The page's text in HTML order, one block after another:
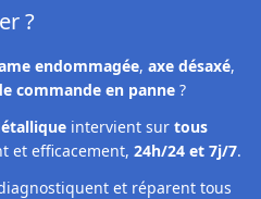
?
endommagée, axe désaxé,
commande en panne ?
intervient sur tous
et efficacement, 24h/24 et 7j/7.
et réparent tous